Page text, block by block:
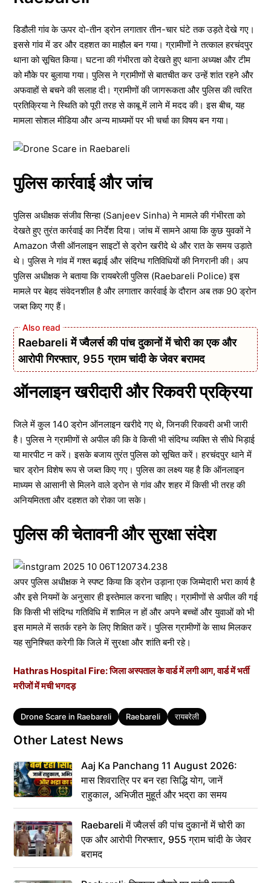
डिडौली गांव के ऊपर दो-तीन ड्रोन लगातार तीन-चार घंटे तक उड़ते देखे गए।
इससे गांव में डर और दहशत का माहौल बन गया। ग्रामीणों ने तत्काल हरचंदपुर
थाना को सूचित किया। घटना की गंभीरता को देखते हुए थाना अध्यक्ष और टीम
को मौके पर बुलाया गया। पुलिस ने ग्रामीणों से बातचीत कर उन्हें शांत रहने और
अफवाहों से बचने की सलाह दी। ग्रामीणों की जागरूकता और पुलिस की त्वरित
प्रतिक्रिया ने स्थिति को पूरी तरह से काबू में लाने में मदद की। इस बीच, यह
मामला सोशल मीडिया और अन्य माध्यमों पर भी चर्चा का विषय बन गया।
पुलिस कार्रवाई और जांच
पुलिस अधीक्षक संजीव सिन्हा (Sanjeev Sinha) ने मामले की गंभीरता को
देखते हुए तुरंत कार्रवाई का निर्देश दिया। जांच में सामने आया कि कुछ युवकों ने
Amazon जैसी ऑनलाइन साइटों से ड्रोन खरीदे थे और रात के समय उड़ाते
थे। पुलिस ने गांव में गश्त बढ़ाई और संदिग्ध गतिविधियों की निगरानी की। अप
पुलिस अधीक्षक ने बताया कि रायबरेली पुलिस (Raebareli Police) इस
मामले पर बेहद संवेदनशील है और लगातार कार्रवाई के दौरान अब तक 90 ड्रोन
जब्त किए गए हैं।
Raebareli में ज्वैलर्स की पांच दुकानों में चोरी का एक और
आरोपी गिरफ्तार, 955 ग्राम चांदी के जेवर बरामद
ऑनलाइन खरीदारी और रिकवरी प्रक्रिया
जिले में कुल 140 ड्रोन ऑनलाइन खरीदे गए थे, जिनकी रिकवरी अभी जारी
है। पुलिस ने ग्रामीणों से अपील की कि वे किसी भी संदिग्ध व्यक्ति से सीधे भिड़ाई
या मारपीट न करें। इसके बजाय तुरंत पुलिस को सूचित करें। हरचंदपुर थाने में
चार ड्रोन विशेष रूप से जब्त किए गए। पुलिस का लक्ष्य यह है कि ऑनलाइन
माध्यम से आसानी से मिलने वाले ड्रोन से गांव और शहर में किसी भी तरह की
अनियमितता और दहशत को रोका जा सके।
पुलिस की चेतावनी और सुरक्षा संदेश
अपर पुलिस अधीक्षक ने स्पष्ट किया कि ड्रोन उड़ाना एक जिम्मेदारी भरा कार्य है
और इसे नियमों के अनुसार ही इस्तेमाल करना चाहिए। ग्रामीणों से अपील की गई
कि किसी भी संदिग्ध गतिविधि में शामिल न हों और अपने बच्चों और युवाओं को भी
इस मामले में सतर्क रहने के लिए शिक्षित करें। पुलिस ग्रामीणों के साथ मिलकर
यह सुनिश्चित करेगी कि जिले में सुरक्षा और शांति बनी रहे।
Hathras Hospital Fire: जिला अस्पताल के वार्ड में लगी आग, वार्ड में भर्ती
मरीजों में मची भगदड़
Tags
Drone Scare in Raebareli Raebareli रायबरेली
Other Latest News
Aaj Ka Panchang 11 August 2026:
मास शिवरात्रि पर बन रहा सिद्धि योग, जानें
राहुकाल, अभिजीत मुहूर्त और भद्रा का समय
Raebareli में ज्वैलर्स की पांच दुकानों में चोरी का
एक और आरोपी गिरफ्तार, 955 ग्राम चांदी के जेवर
बरामद